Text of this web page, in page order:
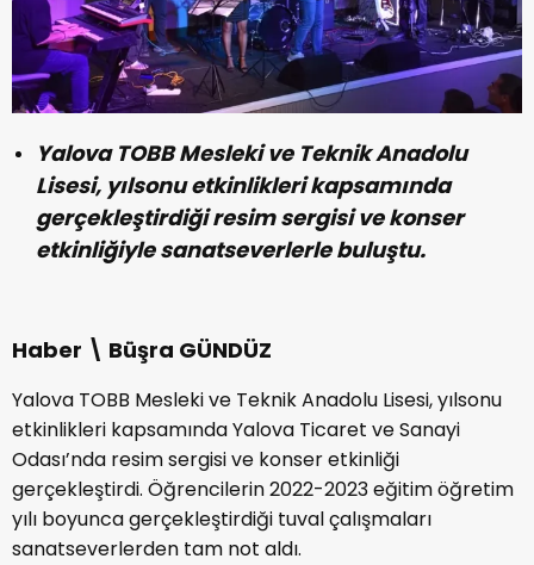
Yalova TOBB Mesleki ve Teknik Anadolu
Lisesi, yılsonu etkinlikleri kapsamında
gerçekleştirdiği resim sergisi ve konser
etkinliğiyle sanatseverlerle buluştu.
Haber \ Büşra GÜNDÜZ
Yalova TOBB Mesleki ve Teknik Anadolu Lisesi, yılsonu
etkinlikleri kapsamında Yalova Ticaret ve Sanayi
Odası’nda resim sergisi ve konser etkinliği
gerçekleştirdi. Öğrencilerin 2022-2023 eğitim öğretim
yılı boyunca gerçekleştirdiği tuval çalışmaları
sanatseverlerden tam not aldı.